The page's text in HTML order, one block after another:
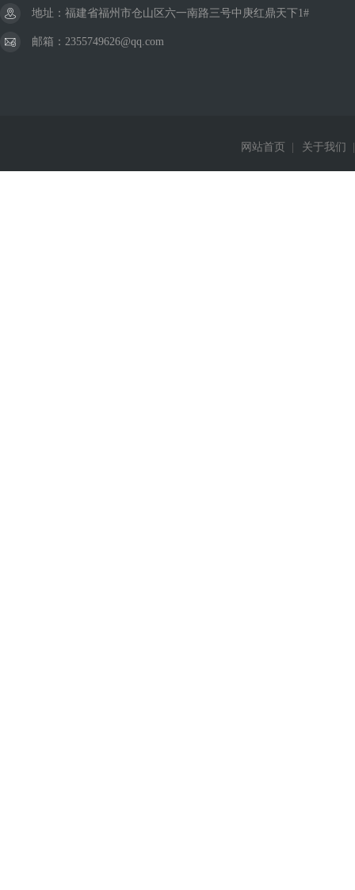
地址：福建省福州市仓山区六一南路三号中庚红鼎天下1#
邮箱：2355749626@qq.com
网站首页 关于我们